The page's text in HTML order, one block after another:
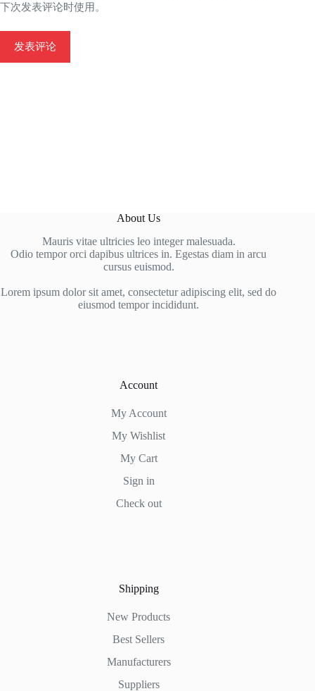
下次发表评论时使用。
发表评论
About Us
Mauris vitae ultricies leo integer malesuada.
Odio tempor orci dapibus ultrices in. Egestas diam in arcu
cursus euismod.
Lorem ipsum dolor sit amet, consectetur adipiscing elit, sed do
eiusmod tempor incididunt.
Account
My Account
My Wishlist
My Cart
Sign in
Check out
Shipping
New Products
Best Sellers
Manufacturers
Suppliers